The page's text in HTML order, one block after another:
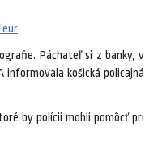
eur
Páchateľ si z banky, v
informovala košická policajná
by polícii mohli pomôcť pri